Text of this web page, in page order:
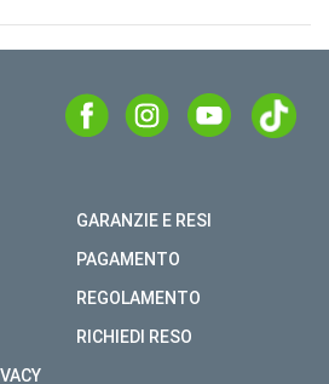
GARANZIE E RESI
PAGAMENTO
REGOLAMENTO
RICHIEDI RESO